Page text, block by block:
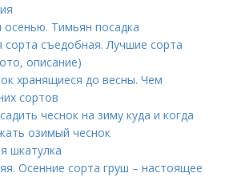
Тимьян посадка
съедобная. Лучшие сорта
описание)
хранящиеся до весны. Чем
сортов
чеснок на зиму куда и когда
озимый чеснок
шкатулка
Осенние сорта груш – настоящее